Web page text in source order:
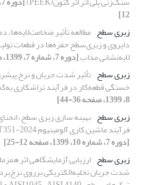
12]
زبری سطح مطالعه تأثیر
دایروی و زبری‌سطح حفره‌ها در قطعات
لایه‌نشانی مذاب[دوره 7، شماره 7، 1399، صفحه 38-50]
زبری سطح تأثیر شدت جریان و نرخ
خستگی قطعه‌کار در فرآیند تراشکاری
8، 1399، صفحه 36-44]
زبری سطح بهینه سازی زبری سطح،
فرآیند ماشین کاری آلومینیوم 2024-T351 با جت آب و ذرات ساینده
[دوره 7، شماره 10، 1399، صفحه 12-25]
زبری سطح ارزیابی آزمایشگاهی اثر
شدت جریان تخلیه‌الکتریکی برروی